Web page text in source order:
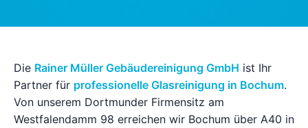
Über uns
FAQ
Die Rainer Müller Gebäudereinigung GmbH ist Ihr
Partner für professionelle Glasreinigung in Bochum.
Von unserem Dortmunder Firmensitz am
Westfalendamm 98 erreichen wir Bochum über A40 in